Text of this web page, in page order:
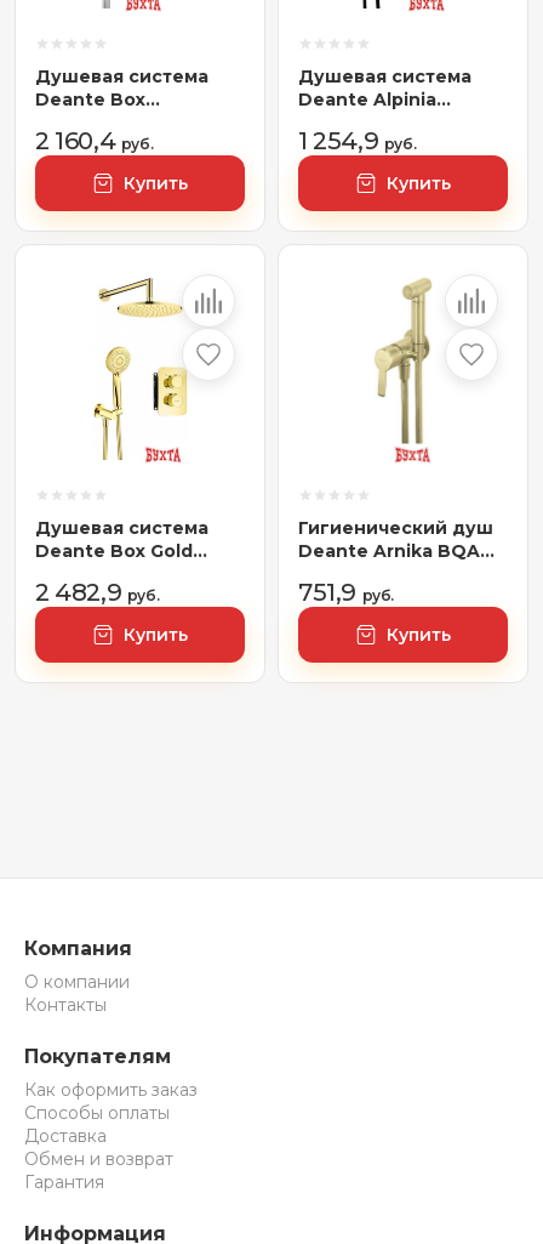
Душевая система
Deante Box
2 160,4 руб.
Купить
Душевая система
Deante Alpinia
1 254,9 руб.
Купить
Душевая система
Deante Box Gold
2 482,9 руб.
Купить
Гигиенический душ
Deante Arnika BQA
751,9 руб.
Купить
Компания
О компании
Контакты
Покупателям
Как оформить заказ
Способы оплаты
Доставка
Обмен и возврат
Гарантия
Информация